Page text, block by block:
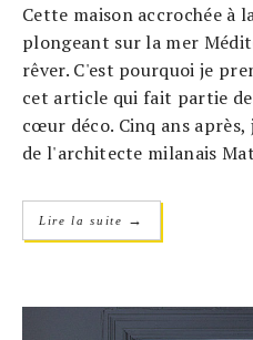
Cette maison accrochée à
plongeant sur la mer
rêver. C'est pourquoi je
cet article qui fait partie
cœur déco. Cinq ans
de l'architecte milanais
Lire la suite →